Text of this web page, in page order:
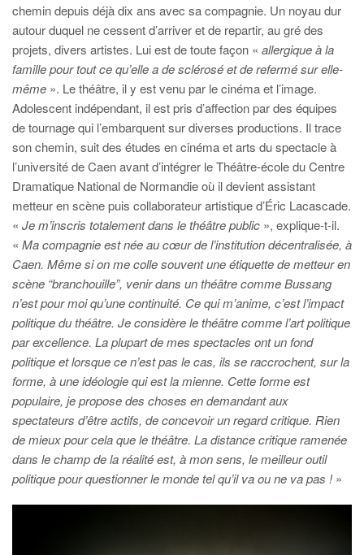
chemin depuis déjà dix ans avec sa compagnie. Un noyau dur
autour duquel ne cessent d’arriver et de repartir, au gré des
projets, divers artistes. Lui est de toute façon « allergiqueà la
famille pour tout ce qu’elle a de sclérosé et de refermé sur elle-
même ». Le théâtre, il y est venu par le cinéma et l’image.
Adolescent indépendant, il est pris d’affection par des équipes
de tournage qui l’embarquent sur diverses productions. Il trace
son chemin, suit des études en cinéma et arts du spectacle à
l’université de Caen avant d’intégrer le Théâtre-école du Centre
Dramatique National de Normandie où il devient assistant
metteur en scène puis collaborateur artistique d’Éric Lacascade.
« Je m’inscris totalement dans le théâtre public », explique-t-il.
« Ma compagnie est née au cœur de l’institution décentralisée, à
Caen. Même si on me colle souvent une étiquette de metteur en
scène “branchouille”, venir dans un théâtre comme Bussang
n’est pour moi qu’une continuité. Ce qui m’anime, c’est l’impact
politique du théâtre. Je considère le théâtre comme l’art politique
parexcellence. La plupart de mes spectacles ont un fond
politique et lorsque ce n’est pas le cas, ils se raccrochent, sur la
forme, à une idéologie qui est la mienne. Cette forme est
populaire, je propose des choses en demandant aux
spectateurs d’être actifs, de concevoir un regard critique. Rien
de mieux pour cela que le théâtre. La distance critique ramenée
dans le champ de la réalité est, à mon sens, le meilleur outil
politique pour questionner le monde tel qu’il va ou ne va pas !»